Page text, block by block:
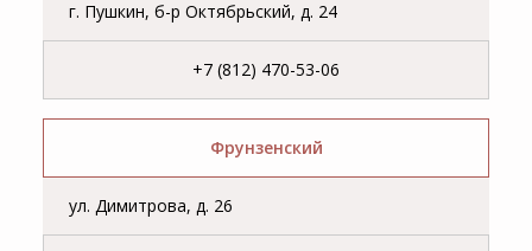
г. Пушкин, б-р Октябрьский, д. 24
+7 (812) 470-53-06
Фрунзенский
ул. Димитрова, д. 26